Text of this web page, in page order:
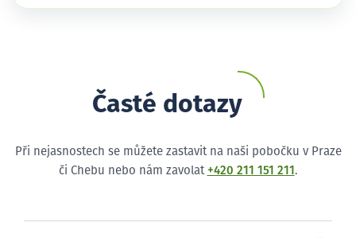
Časté dotazy
Při nejasnostech se můžete zastavit na naši pobočku v Praze
či Chebu nebo nám zavolat +420 211 151 211 .